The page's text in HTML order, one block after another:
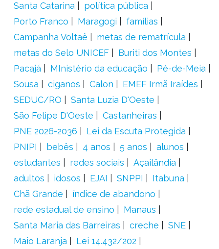
Santa Catarina
política pública
Porto Franco
Maragogi
famílias
Campanha Voltaê
metas de rematrícula
metas do Selo UNICEF
Buriti dos Montes
Pacajá
MInistério da educação
Pé-de-Meia
Sousa
ciganos Calon
EMEF Irmã Iraídes
SEDUC/RO
Santa Luzia D'Oeste
São Felipe D'Oeste
Castanheiras
PNE 2026-2036
Lei da Escuta Protegida
PNIPI
bebês 4 anos 5 anos
alunos
estudantes
redes sociais
Açailândia
adultos
idosos EJAI SNPPI
Itabuna
Chã Grande
índice de abandono
rede estadual de ensino
Manaus
Santa Maria das Barreiras
creche
SNE
Maio Laranja
Lei 14.432/202